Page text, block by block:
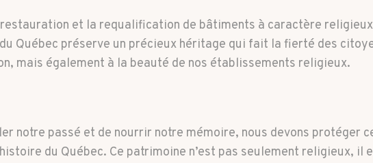
restauration et la requalification de bâtiments à caractère
Québec préserve un précieux héritage qui fait la fierté des
mais également à la beauté de nos établissements religieux.
notre passé et de nourrir notre mémoire, nous devons protéger
du Québec. Ce patrimoine n’est pas seulement religieux,